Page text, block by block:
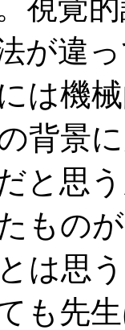
視覚
が違
は機
背景
と思
もの
は思
も先